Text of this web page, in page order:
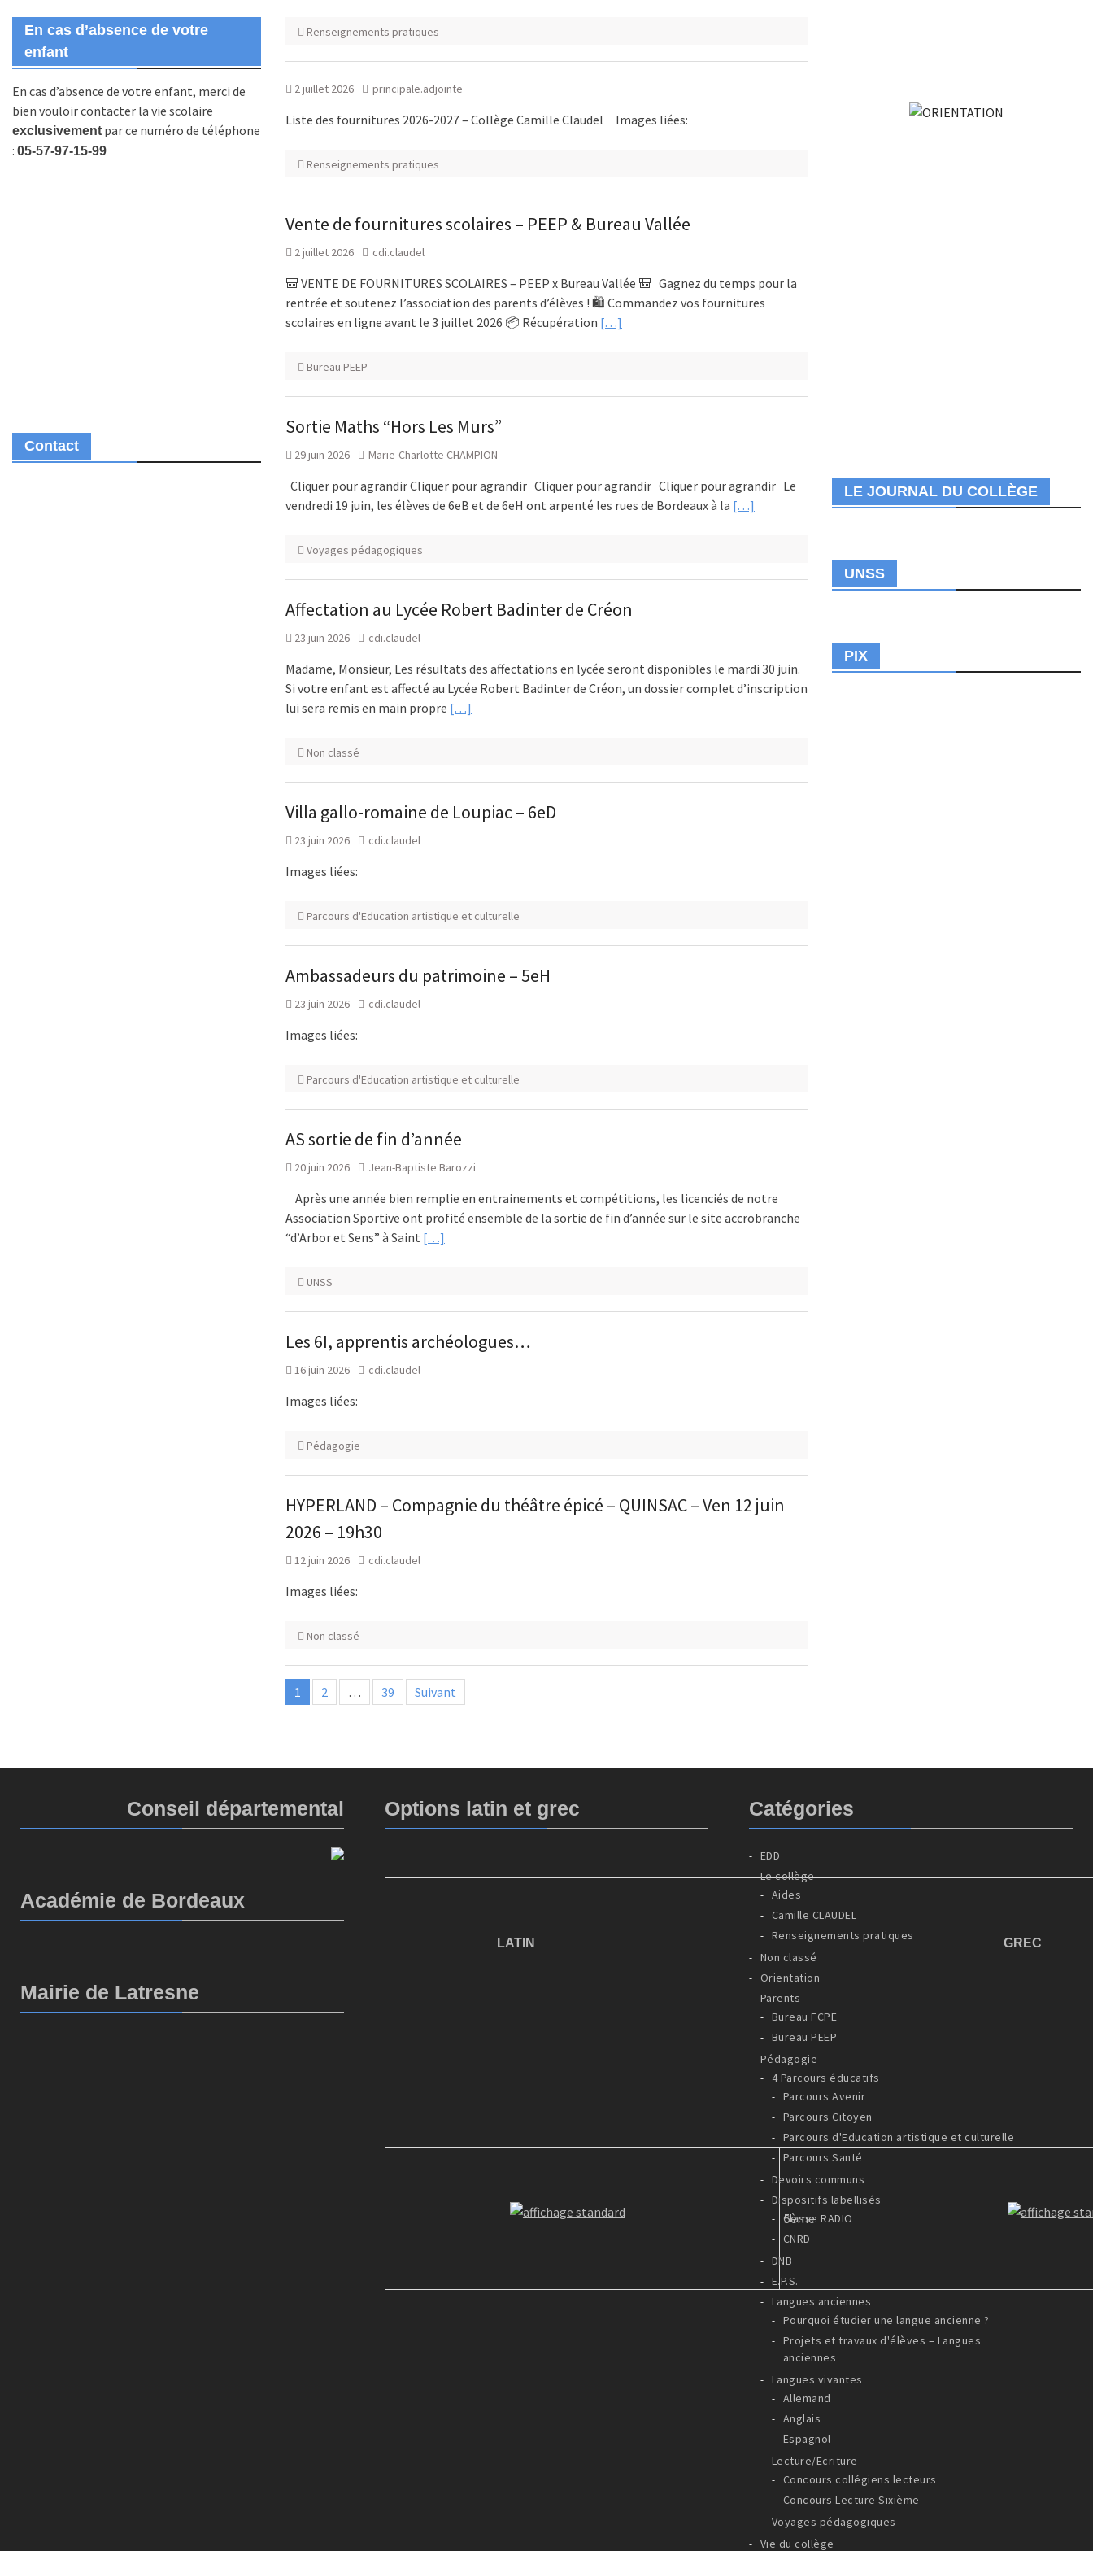
Renseignements pratiques
2 juillet 2026 principale.adjointe
Liste des fournitures 2026-2027 – Collège Camille Claudel Images liées:
Renseignements pratiques
Vente de fournitures scolaires – PEEP & Bureau Vallée
2 juillet 2026 cdi.claudel
🎒 VENTE DE FOURNITURES SCOLAIRES – PEEP x Bureau Vallée 🎒 Gagnez du temps pour la
rentrée et soutenez l’association des parents d’élèves ! 🛍️ Commandez vos fournitures
scolaires en ligne avant le 3 juillet 2026 📦 Récupération […]
Bureau PEEP
Sortie Maths “Hors Les Murs”
29 juin 2026 Marie-Charlotte CHAMPION
Cliquer pour agrandir Cliquer pour agrandir Cliquer pour agrandir Cliquer pour agrandir Le
vendredi 19 juin, les élèves de 6eB et de 6eH ont arpenté les rues de Bordeaux à la […]
Voyages pédagogiques
Affectation au Lycée Robert Badinter de Créon
23 juin 2026 cdi.claudel
Madame, Monsieur, Les résultats des affectations en lycée seront disponibles le mardi 30 juin.
Si votre enfant est affecté au Lycée Robert Badinter de Créon, un dossier complet d’inscription
lui sera remis en main propre […]
Non classé
Villa gallo-romaine de Loupiac – 6eD
23 juin 2026 cdi.claudel
Images liées:
Parcours d'Education artistique et culturelle
Ambassadeurs du patrimoine – 5eH
23 juin 2026 cdi.claudel
Images liées:
Parcours d'Education artistique et culturelle
AS sortie de fin d’année
20 juin 2026 Jean-Baptiste Barozzi
Après une année bien remplie en entrainements et compétitions, les licenciés de notre
Association Sportive ont profité ensemble de la sortie de fin d’année sur le site accrobranche
“d’Arbor et Sens” à Saint […]
UNSS
Les 6I, apprentis archéologues…
16 juin 2026 cdi.claudel
Images liées:
Pédagogie
HYPERLAND – Compagnie du théâtre épicé – QUINSAC – Ven 12 juin
2026 – 19h30
12 juin 2026 cdi.claudel
Images liées:
Non classé
Pagination
des
1 2 … 39 Suivant
LE JOURNAL DU COLLÈGE
UNSS
PIX
En cas d’absence de votre
enfant
En cas d’absence de votre enfant, merci de
bien vouloir contacter la vie scolaire
exclusivement par ce numéro de téléphone
: 05-57-97-15-99
Contact
Conseil départemental
Académie de Bordeaux
Mairie de Latresne
Options latin et grec
LATIN GREC
5ème
Catégories
EDD
Le collège
Aides
Camille CLAUDEL
Renseignements pratiques
Non classé
Orientation
Parents
Bureau FCPE
Bureau PEEP
Pédagogie
4 Parcours éducatifs
Parcours Avenir
Parcours Citoyen
Parcours d'Education artistique et culturelle
Parcours Santé
Devoirs communs
Dispositifs labellisés
Classe RADIO
CNRD
DNB
E.P.S.
Langues anciennes
Pourquoi étudier une langue ancienne ?
Projets et travaux d'élèves – Langues
anciennes
Langues vivantes
Allemand
Anglais
Espagnol
Lecture/Ecriture
Concours collégiens lecteurs
Concours Lecture Sixième
Voyages pédagogiques
Vie du collège